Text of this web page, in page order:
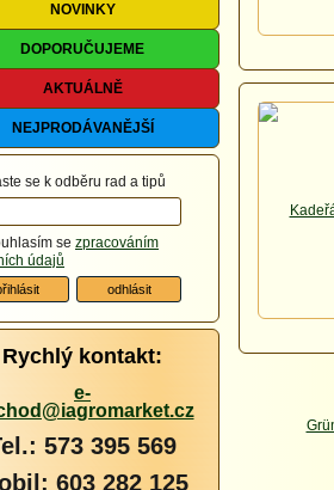
NOVINKY
DOPORUČUJEME
AKTUÁLNĚ
NEJPRODÁVANĚJŠÍ
se k odběru rad a tipů
se zpracováním
údajů
Rychlý kontakt:
e-
573 395 569
603 282 125